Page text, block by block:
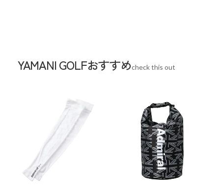
YAMANI GOLFおすすめcheck this out